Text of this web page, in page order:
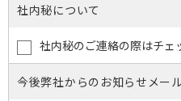
社内秘について
社内秘のご連絡の際はチェ
今後弊社からのお知らせメー